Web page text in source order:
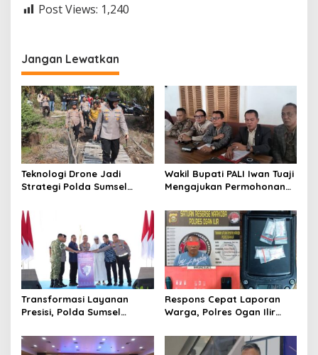
Post Views: 1,240
Jangan Lewatkan
Teknologi Drone Jadi
Strategi Polda Sumsel
Wilayah Rawan Ogan Ilir
Wakil Bupati PALI Iwan Tuaji
Mengajukan Permohonan
Transformasi Layanan
Presisi, Polda Sumsel
Standar Baru Bebas Pungli
Respons Cepat Laporan
Warga, Polres Ogan Ilir
Pemulutan Selatan